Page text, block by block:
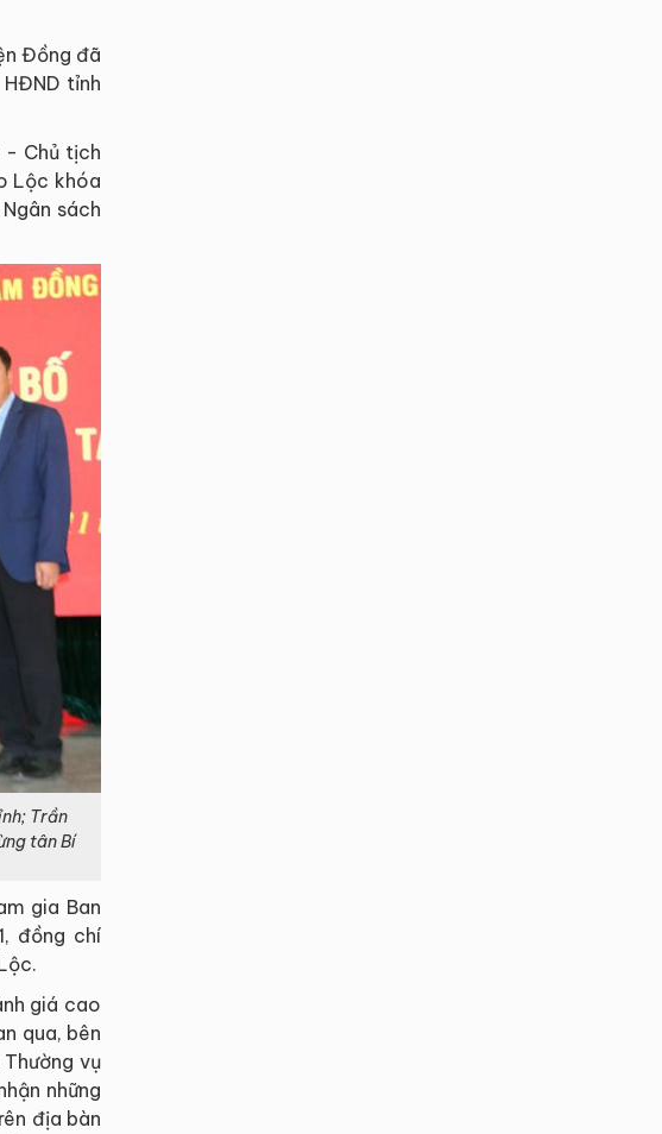
Đồng đã
tỉnh
- Chủ tịch
Lộc khóa
sách
Trần
tân Bí
gia Ban
đồng chí
giá cao
qua, bên
vụ
những
địa bàn